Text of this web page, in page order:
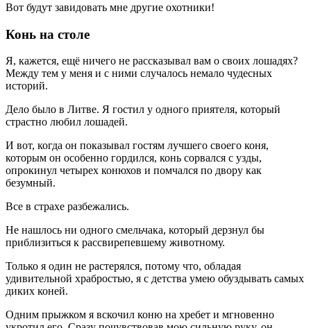
Вот будут завидовать мне другие охотники!
Конь на столе
Я, кажется, ещё ничего не рассказывал вам о своих лошадях?
Между тем у меня и с ними случалось немало чудесных
историй.
Дело было в Литве. Я гостил у одного приятеля, который
страстно любил лошадей.
И вот, когда он показывал гостям лучшего своего коня,
которым он особенно гордился, конь сорвался с узды,
опрокинул четырех конюхов и помчался по двору как
безумный.
Все в страхе разбежались.
Не нашлось ни одного смельчака, который дерзнул бы
приблизиться к рассвирепевшему животному.
Только я один не растерялся, потому что, обладая
удивительной храбростью, я с детства умею обуздывать самых
диких коней.
Одним прыжком я вскочил коню на хребет и мгновенно